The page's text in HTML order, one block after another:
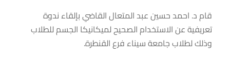
قام د. احمد حسين عبد المتعال القاضي بإلقاء ندوة
تعريفية عن الاستخدام الصحيح لميكانيكا الجسم للطلاب
وذلك لطلاب جامعة سيناء فرع القنطرة.